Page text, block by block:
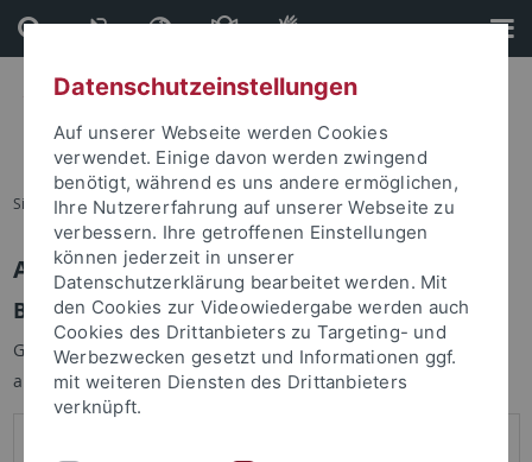
Direkt
zum
Inhalt
Direkt
zur
Fußleiste
Sie sind hier: Startseite
Anmelden
Benutzeranmeldung
Geben Sie Ihren Benutzernamen und Ihr Passwort an um sich
anzumelden:
Datenschutzeinstellungen
Auf unserer Webseite werden Cookies
verwendet. Einige davon werden zwingend
benötigt, während es uns andere ermöglichen,
Ihre Nutzererfahrung auf unserer Webseite zu
verbessern. Ihre getroffenen Einstellungen
können jederzeit in unserer
Datenschutzerklärung bearbeitet werden. Mit
den Cookies zur Videowiedergabe werden auch
Cookies des Drittanbieters zu Targeting- und
Werbezwecken gesetzt und Informationen ggf.
mit weiteren Diensten des Drittanbieters
verknüpft.